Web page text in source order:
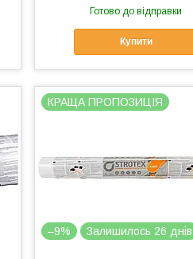
Готово до відправки
Купити
КРАЩА ПРОПОЗИЦІЯ
–9% Залишилось 26 днів